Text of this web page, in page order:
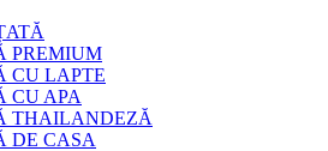
PREMIUM
CU LAPTE
CU APA
THAILANDEZĂ
DE CASA